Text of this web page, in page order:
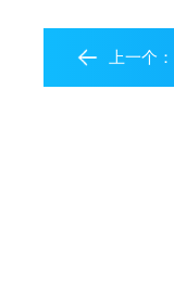
上一个：